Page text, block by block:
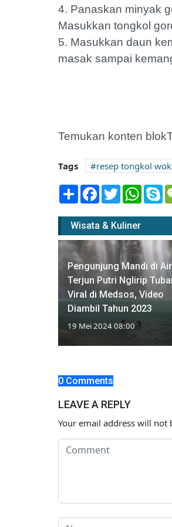
4. Panaskan minyak
Masukkan tongkol
5. Masukkan daun
masak sampai
Temukan konten
Tags resep tongkol
Share Facebook
Twitter
Wisata & Kuliner
Pengunjung Mandi di Air
Terjun Putri Nglirip
Viral di Medsos, Video
Diambil Tahun 2023
19 Mei 2024 08:00
0 Comments
LEAVE A REPLY
Your email address will not